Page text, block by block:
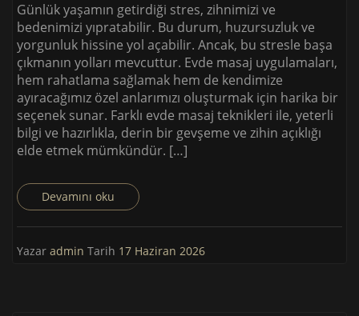
Günlük yaşamın getirdiği stres, zihnimizi ve
bedenimizi yıpratabilir. Bu durum, huzursuzluk ve
yorgunluk hissine yol açabilir. Ancak, bu stresle başa
çıkmanın yolları mevcuttur. Evde masaj uygulamaları,
hem rahatlama sağlamak hem de kendimize
ayıracağımız özel anlarımızı oluşturmak için harika bir
seçenek sunar. Farklı evde masaj teknikleri ile, yeterli
bilgi ve hazırlıkla, derin bir gevşeme ve zihin açıklığı
elde etmek mümkündür. […]
Devamını oku
Yazar admin Tarih 17 Haziran 2026